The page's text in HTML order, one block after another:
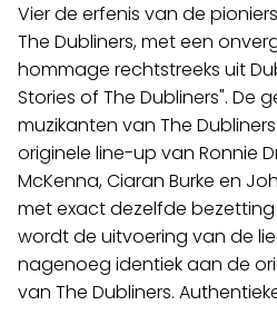
Film
Over
Vier de erfenis van de
The Dubliners, met een
hommage rechtstreeks uit
Stories of The Dubliners". De
muzikanten van The
originele line-up van Ronnie
McKenna, Ciaran Burke en
met exact dezelfde bezetting
wordt de uitvoering van de
nagenoeg identiek aan de
van The Dubliners.